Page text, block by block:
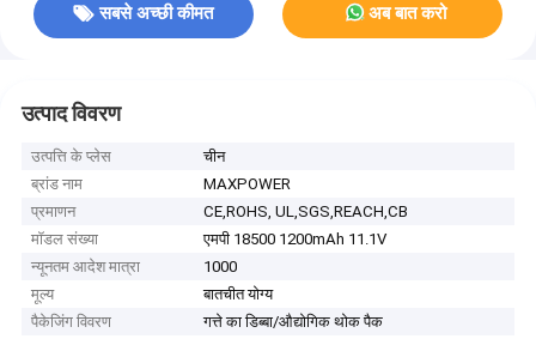
सबसे अच्छी कीमत अब बात करो
उत्पाद विवरण
उत्पत्ति के प्लेस
चीन
ब्रांड नाम
MAXPOWER
प्रमाणन
CE,ROHS, UL,SGS,REACH,CB
मॉडल संख्या
एमपी 18500 1200mAh 11.1V
न्यूनतम आदेश मात्रा
1000
मूल्य
बातचीत योग्य
पैकेजिंग विवरण
गत्ते का डिब्बा/औद्योगिक थोक पैक